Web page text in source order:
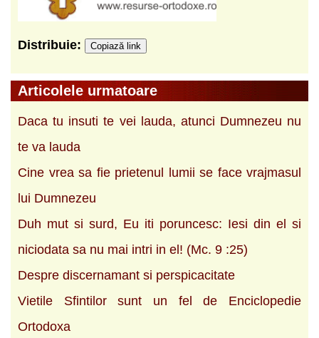
Distribuie: Copiază link
Articolele urmatoare
Daca tu insuti te vei lauda, atunci Dumnezeu nu
te va lauda
Cine vrea sa fie prietenul lumii se face vrajmasul
lui Dumnezeu
Duh mut si surd, Eu iti poruncesc: Iesi din el si
niciodata sa nu mai intri in el! (Mc. 9 :25)
Despre discernamant si perspicacitate
Vietile Sfintilor sunt un fel de Enciclopedie
Ortodoxa